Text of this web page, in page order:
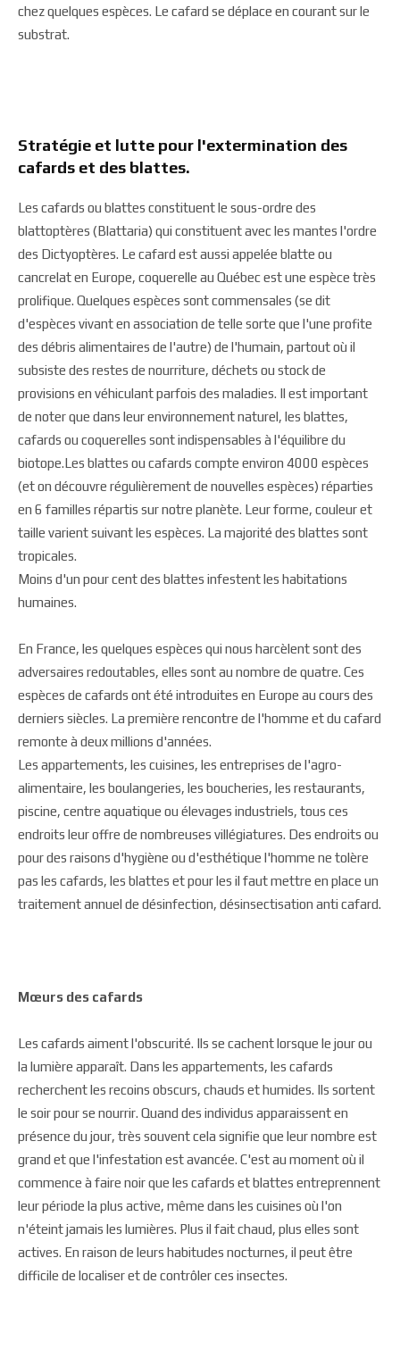
chez quelques espèces. Le cafard se déplace en courant sur le
substrat.
Stratégie et lutte pour l'extermination des
cafards et des blattes.
Les cafards ou blattes constituent le sous-ordre des
blattoptères (Blattaria) qui constituent avec les mantes l'ordre
des Dictyoptères. Le cafard est aussi appelée blatte ou
cancrelat en Europe, coquerelle au Québec est une espèce très
prolifique. Quelques espèces sont commensales (se dit
d'espèces vivant en association de telle sorte que l'une profite
des débris alimentaires de l'autre) de l'humain, partout où il
subsiste des restes de nourriture, déchets ou stock de
provisions en véhiculant parfois des maladies. Il est important
de noter que dans leur environnement naturel, les blattes,
cafards ou coquerelles sont indispensables à l'équilibre du
biotope.Les blattes ou cafards compte environ 4000 espèces
(et on découvre régulièrement de nouvelles espèces) réparties
en 6 familles répartis sur notre planète. Leur forme, couleur et
taille varient suivant les espèces. La majorité des blattes sont
tropicales.
Moins d'un pour cent des blattes infestent les habitations
humaines.
En France, les quelques espèces qui nous harcèlent sont des
adversaires redoutables, elles sont au nombre de quatre. Ces
espèces de cafards ont été introduites en Europe au cours des
derniers siècles. La première rencontre de l'homme et du cafard
remonte à deux millions d'années.
Les appartements, les cuisines, les entreprises de l'agro-
alimentaire, les boulangeries, les boucheries, les restaurants,
piscine, centre aquatique ou élevages industriels, tous ces
endroits leur offre de nombreuses villégiatures. Des endroits ou
pour des raisons d'hygiène ou d'esthétique l'homme ne tolère
pas les cafards, les blattes et pour les il faut mettre en place un
traitement annuel de désinfection, désinsectisation anti cafard.
Mœurs des cafards
Les cafards aiment l'obscurité. Ils se cachent lorsque le jour ou
la lumière apparaît. Dans les appartements, les cafards
recherchent les recoins obscurs, chauds et humides. Ils sortent
le soir pour se nourrir. Quand des individus apparaissent en
présence du jour, très souvent cela signifie que leur nombre est
grand et que l'infestation est avancée. C'est au moment où il
commence à faire noir que les cafards et blattes entreprennent
leur période la plus active, même dans les cuisines où l'on
n'éteint jamais les lumières. Plus il fait chaud, plus elles sont
actives. En raison de leurs habitudes nocturnes, il peut être
difficile de localiser et de contrôler ces insectes.